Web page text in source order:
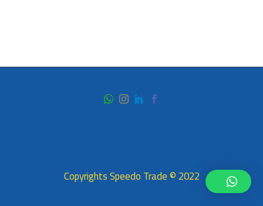
2022 © Copyrights Speedo Trade